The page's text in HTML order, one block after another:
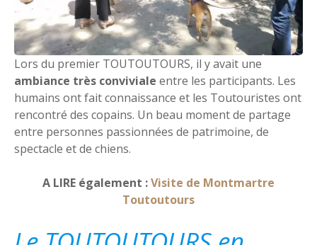
Lors du premier TOUTOUTOURS, il y avait une
ambiance très conviviale entre les participants. Les
humains ont fait connaissance et les Toutouristes ont
rencontré des copains. Un beau moment de partage
entre personnes passionnées de patrimoine, de
spectacle et de chiens.
A LIRE également :Visite de Montmartre
Toutoutours